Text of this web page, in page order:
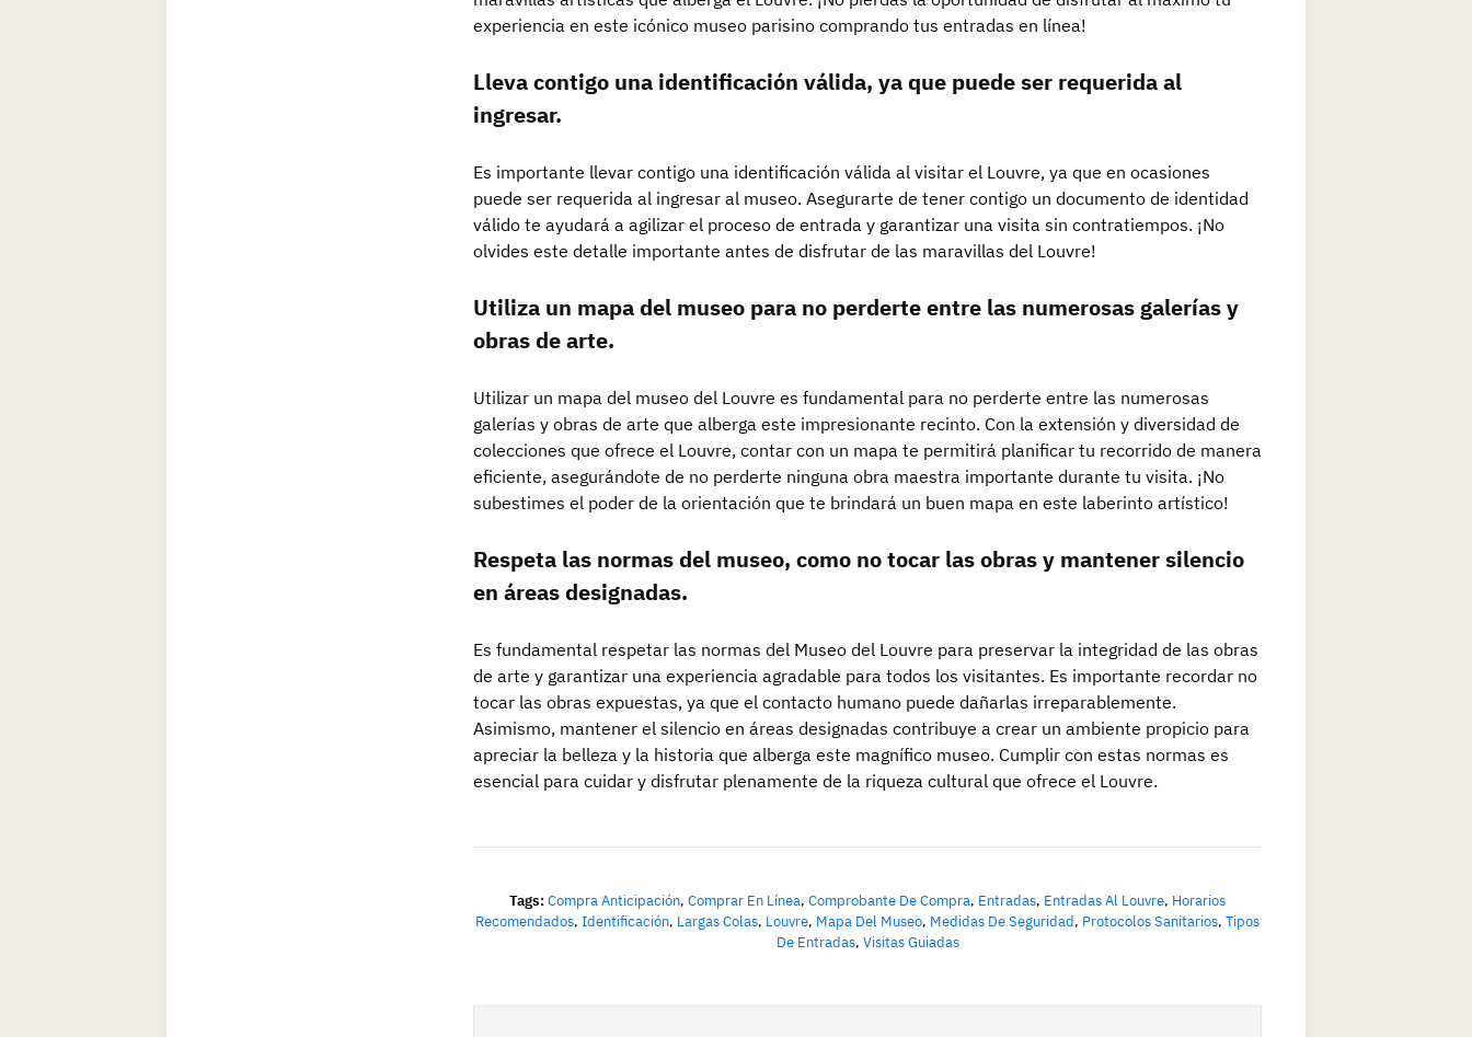
experiencia en este icónico museo parisino comprando tus entradas en línea!
Lleva contigo una identificación válida, ya que puede ser requerida al
ingresar.
Es importante llevar contigo una identificación válida al visitar el Louvre, ya que en ocasiones
puede ser requerida al ingresar al museo. Asegurarte de tener contigo un documento de identidad
válido te ayudará a agilizar el proceso de entrada y garantizar una visita sin contratiempos. ¡No
olvides este detalle importante antes de disfrutar de las maravillas del Louvre!
Utiliza un mapa del museo para no perderte entre las numerosas galerías y
obras de arte.
Utilizar un mapa del museo del Louvre es fundamental para no perderte entre las numerosas
galerías y obras de arte que alberga este impresionante recinto. Con la extensión y diversidad de
colecciones que ofrece el Louvre, contar con un mapa te permitirá planificar tu recorrido de manera
eficiente, asegurándote de no perderte ninguna obra maestra importante durante tu visita. ¡No
subestimes el poder de la orientación que te brindará un buen mapa en este laberinto artístico!
Respeta las normas del museo, como no tocar las obras y mantener silencio
en áreas designadas.
Es fundamental respetar las normas del Museo del Louvre para preservar la integridad de las obras
de arte y garantizar una experiencia agradable para todos los visitantes. Es importante recordar no
tocar las obras expuestas, ya que el contacto humano puede dañarlas irreparablemente.
Asimismo, mantener el silencio en áreas designadas contribuye a crear un ambiente propicio para
apreciar la belleza y la historia que alberga este magnífico museo. Cumplir con estas normas es
esencial para cuidar y disfrutar plenamente de la riqueza cultural que ofrece el Louvre.
Tags:Compra Anticipación, Comprar En Línea, Comprobante De Compra, Entradas, Entradas Al Louvre, Horarios
Recomendados, Identificación, Largas Colas, Louvre, Mapa Del Museo, Medidas De Seguridad, Protocolos Sanitarios, Tipos
De Entradas, Visitas Guiadas